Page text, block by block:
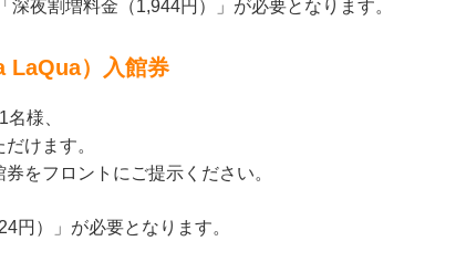
夜割増料金（1,944円）」が必要となります。
LaQua）入館券
様、
けます。
をフロントにご提示ください。
円）」が必要となります。